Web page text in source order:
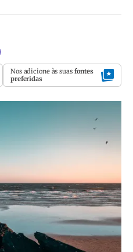
Nos adicione às suas fontes
preferidas